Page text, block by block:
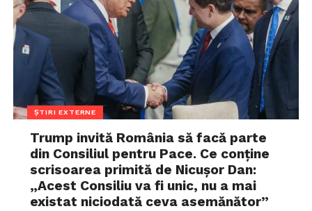
ȘTIRI EXTERNE
Trump invită România să facă parte
din Consiliul pentru Pace. Ce conține
scrisoarea primită de Nicușor Dan:
„Acest Consiliu va fi unic, nu a mai
existat niciodată ceva asemănător”